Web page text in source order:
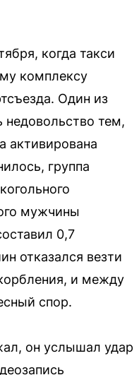
когда такси
комплексу
Один из
тем,
активирована
группа
мужчины
0,7
отказался везти
и между
спор.
он услышал удар